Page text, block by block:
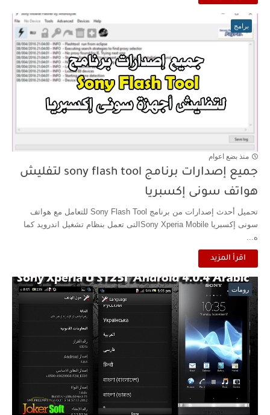
برامج
منذ بضع اعوام
جميع إصدارات برنامج sony flash tool لتفليش
هواتف سونى إكسبريا
تحميل أحدث إصدارات من برنامج Sony Flash Tool للتعامل مع هواتف
سونى إكسبريا Sony Xperia Mobileالتى تعمل بنظام تشغيل اندرويد كما
ه...
اقرأ المزيد
رومات